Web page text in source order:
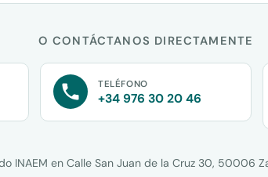
O CONTÁCTANOS DIRECTAMENTE
TELÉFONO
+34 976 30 20 46
INAEM en Calle San Juan de la Cruz 30, 50006